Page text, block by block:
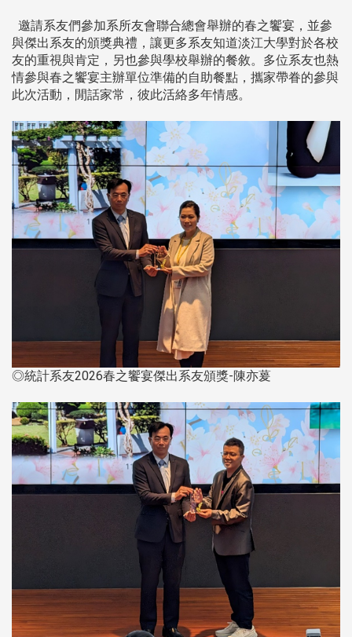
邀請系友們參加系所友會聯合總會舉辦的春之饗宴，並參
與傑出系友的頒獎典禮，讓更多系友知道淡江大學對於各校
友的重視與肯定，另也參與學校舉辦的餐敘。多位系友也熱
情參與春之饗宴主辦單位準備的自助餐點，攜家帶眷的參與
此次活動，閒話家常，彼此活絡多年情感。
◎統計系友2026春之饗宴傑出系友頒獎-陳亦萲